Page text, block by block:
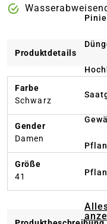
Produktdetails
Farbe
Schwarz
Gender
Damen
Größe
41